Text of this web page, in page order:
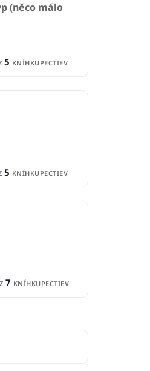
(něco málo
5 KNÍHKUPECTIEV
5 KNÍHKUPECTIEV
7 KNÍHKUPECTIEV